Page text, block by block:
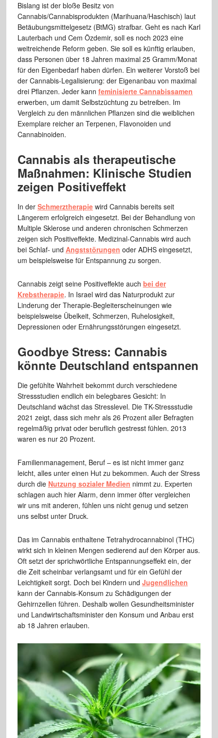
Bislang ist der bloße Besitz von
Cannabis/Cannabisprodukten (Marihuana/Haschisch) laut
Betäubungsmittelgesetz (BtMG) strafbar. Geht es nach Karl
Lauterbach und Cem Özdemir, soll es noch 2023 eine
weitreichende Reform geben. Sie soll es künftig erlauben,
dass Personen über 18 Jahren maximal 25 Gramm/Monat
für den Eigenbedarf haben dürfen. Ein weiterer Vorstoß bei
der Cannabis-Legalisierung: der Eigenanbau von maximal
drei Pflanzen. Jeder kann feminisierte Cannabissamen
erwerben, um damit Selbstzüchtung zu betreiben. Im
Vergleich zu den männlichen Pflanzen sind die weiblichen
Exemplare reicher an Terpenen, Flavonoiden und
Cannabinoiden.
Cannabis als therapeutische
Maßnahmen: Klinische Studien
zeigen Positiveffekt
In der Schmerztherapiewird Cannabis bereits seit
Längerem erfolgreich eingesetzt. Bei der Behandlung von
Multiple Sklerose und anderen chronischen Schmerzen
zeigen sich Positiveffekte. Medizinal-Cannabis wird auch
bei Schlaf- und Angststörungen oder ADHS eingesetzt,
um beispielsweise für Entspannung zu sorgen.
Cannabis zeigt seine Positiveffekte auch bei der
Krebstherapie. In Israel wird das Naturprodukt zur
Linderung der Therapie-Begleiterscheinungen wie
beispielsweise Übelkeit, Schmerzen, Ruhelosigkeit,
Depressionen oder Ernährungsstörungen eingesetzt.
Goodbye Stress: Cannabis
könnte Deutschland entspannen
Die gefühlte Wahrheit bekommt durch verschiedene
Stressstudien endlich ein belegbares Gesicht: In
Deutschland wächst das Stresslevel. Die TK-Stressstudie
2021 zeigt, dass sich mehr als 26 Prozent aller Befragten
regelmäßig privat oder beruflich gestresst fühlen. 2013
waren es nur 20 Prozent.
Familienmanagement, Beruf – es ist nicht immer ganz
leicht, alles unter einen Hut zu bekommen. Auch der Stress
durch die Nutzung sozialer Medien nimmt zu. Experten
schlagen auch hier Alarm, denn immer öfter vergleichen
wir uns mit anderen, fühlen uns nicht genug und setzen
uns selbst unter Druck.
Das im Cannabis enthaltene Tetrahydrocannabinol (THC)
wirkt sich in kleinen Mengen sedierend auf den Körper aus.
Oft setzt der sprichwörtliche Entspannungseffekt ein, der
die Zeit scheinbar verlangsamt und für ein Gefühl der
Leichtigkeit sorgt. Doch bei Kindern und Jugendlichen
kann der Cannabis-Konsum zu Schädigungen der
Gehirnzellen führen. Deshalb wollen Gesundheitsminister
und Landwirtschaftsminister den Konsum und Anbau erst
ab 18 Jahren erlauben.